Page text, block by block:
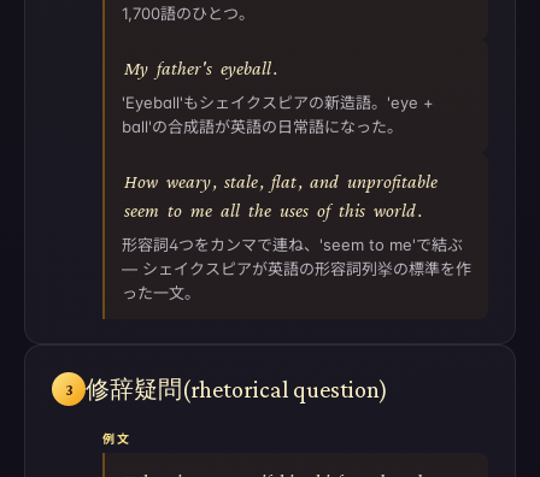
1,700語のひとつ。
My father's eyeball.
'Eyeball'もシェイクスピアの新造語。'eye +
ball'の合成語が英語の日常語になった。
How weary, stale, flat, and unprofitable
seem to me all the uses of this world.
形容詞4つをカンマで連ね、'seem to me'で結ぶ
— シェイクスピアが英語の形容詞列挙の標準を作
った一文。
3 修辞疑問(rhetorical question)
例文